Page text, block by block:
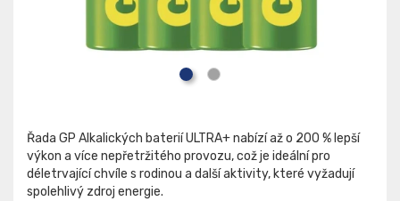
Řada GP Alkalických baterií ULTRA+ nabízí až o 200 % lepší
výkon a více nepřetržitého provozu, což je ideální pro
déletrvající chvíle s rodinou a další aktivity, které vyžadují
spolehlivý zdroj energie.